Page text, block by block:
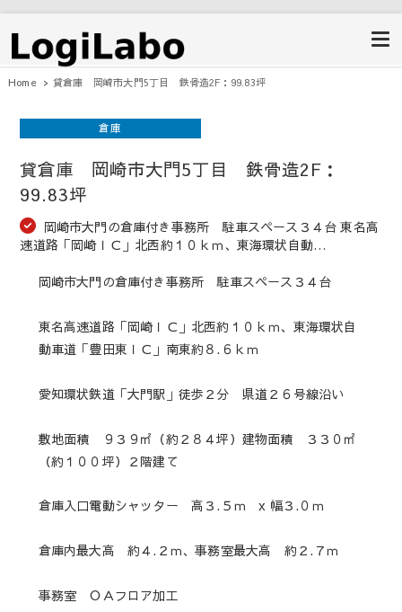
ロジラボ
動車整備工場・倉庫・事業用不動産
のポータルサイト
Home 貸倉庫 岡崎市大門5丁目 鉄骨造2F：99.83坪
倉庫
貸倉庫 岡崎市大門5丁目 鉄骨造2F：
99.83坪
岡崎市大門の倉庫付き事務所 駐車スペース３４台 東名高
速道路「岡崎ＩＣ」北西約１０ｋｍ、東海環状自動…
岡崎市大門の倉庫付き事務所 駐車スペース３４台
東名高速道路「岡崎ＩＣ」北西約１０ｋｍ、東海環状自
動車道「豊田東ＩＣ」南東約８.６ｋｍ
愛知環状鉄道「大門駅」徒歩２分 県道２６号線沿い
敷地面積 ９３９㎡（約２８４坪）建物面積 ３３０㎡
（約１００坪）２階建て
倉庫入口電動シャッター 高３.５ｍ x 幅３.０ｍ
倉庫内最大高 約４.２ｍ、事務室最大高 約２.７ｍ
事務室 ＯＡフロア加工